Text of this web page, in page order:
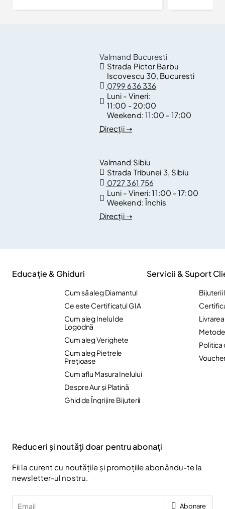
Valmand Bucuresti
Strada Pictor Barbu
Iscovescu 30, Bucuresti
0799 636 336
Luni - Vineri:
11:00 - 20:00
Weekend: 11:00 - 17:00
Direcții ➝
Valmand Sibiu
Strada Tribunei 3, Sibiu
0727 361 756
Luni - Vineri:11:00 - 17:00
Weekend:Închis
Direcții ➝
Educație & Ghiduri
Cum să aleg Diamantul
Ce este Certificatul GIA
Cum aleg Inelul de
Logodnă
Cum aleg Verighete
Cum aleg Pietrele
Preţioase
Cum aflu Masura Inelului
Despre Aur și Platină
Ghid de Îngrijire Bijuterii
Servicii & Suport
Bijuterii
Politica
Reduceri și noutăți doar pentru abonați
Fii la curent cu noutățile și promoțiile abonându-te la
newsletter-ul nostru.
Abonare